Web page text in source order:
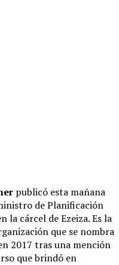
publicó esta mañana
de Planificación
la cárcel de Ezeiza. Es la
que se nombra
2017 tras una mención
que brindó en